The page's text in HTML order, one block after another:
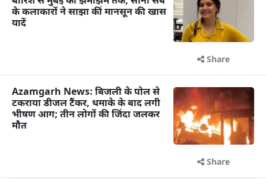
के कलाकारों ने साझा कीं मानसून की खास
यादें
Share
Azamgarh News: बिजली के पोल से
टकराया डीजल टैंकर, धमाके के बाद लगी
भीषण आग; तीन लोगों की जिंदा जलकर
मौत
Share